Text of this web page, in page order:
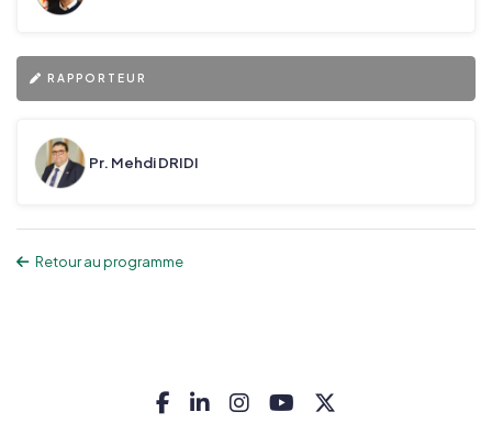
RAPPORTEUR
Pr. Mehdi DRIDI
Retour au programme